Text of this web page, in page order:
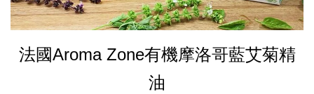
法國Aroma Zone有機摩洛哥藍艾菊精
油